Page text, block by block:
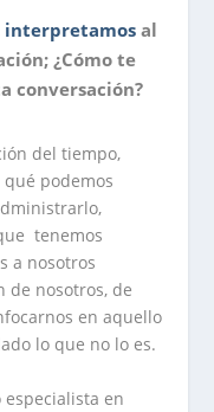
interpretamos al
¿Cómo te
conversación?
del tiempo,
qué podemos
tenemos
a nosotros
de nosotros, de
en aquello
lo que no lo es.
en